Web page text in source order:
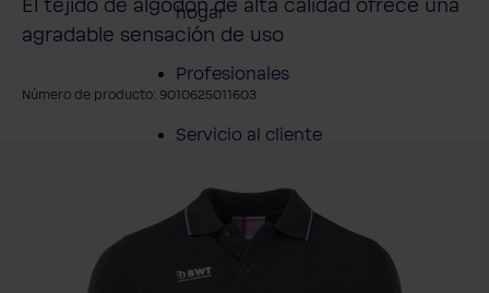
hogar
Profesionales
Servicio al cliente
Productos
Sobre BWT
El tejido de algodón de alta calidad ofrece una
agradable sensación de uso
Número de producto: 9010625011603